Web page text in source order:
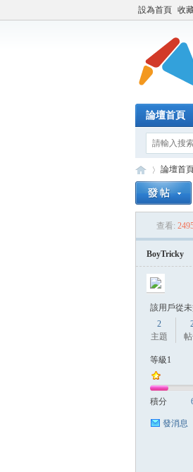
設為首頁 收
論壇首頁
論壇首
查看:
BoyTricky
該用戶從未
2
主題
等級1
積分
發消息